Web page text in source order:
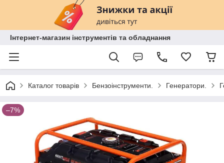
Інтернет-магазин інструментів та обладнання
Каталог товарів Бензоінструменти. Генератори.
–7%